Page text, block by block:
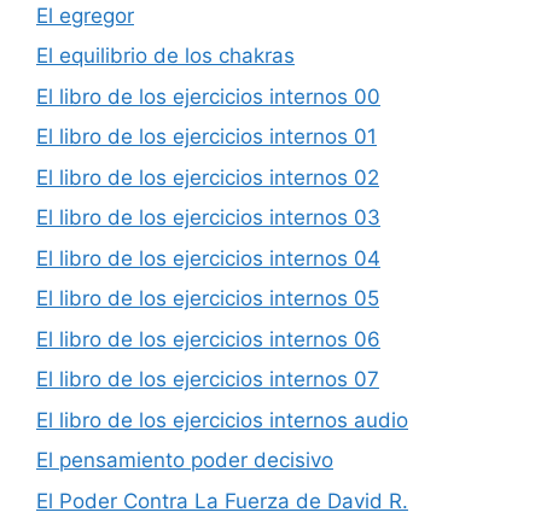
El egregor
El equilibrio de los chakras
El libro de los ejercicios internos 00
El libro de los ejercicios internos 01
El libro de los ejercicios internos 02
El libro de los ejercicios internos 03
El libro de los ejercicios internos 04
El libro de los ejercicios internos 05
El libro de los ejercicios internos 06
El libro de los ejercicios internos 07
El libro de los ejercicios internos audio
El pensamiento poder decisivo
El Poder Contra La Fuerza de David R.